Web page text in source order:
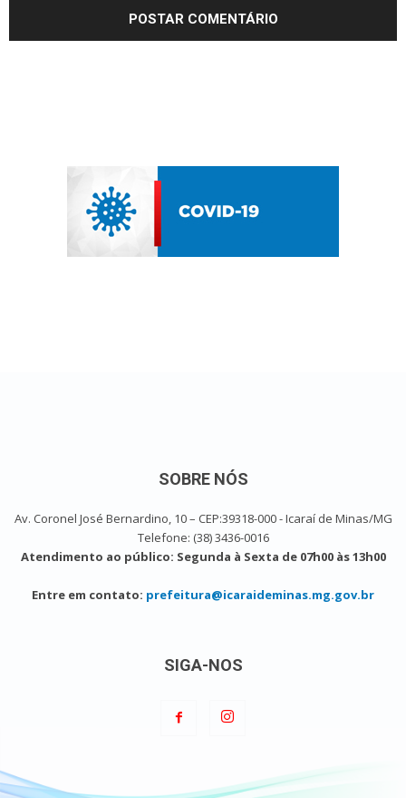
SOBRE NÓS
Av. Coronel José Bernardino, 10 – CEP:39318-000 - Icaraí de Minas/MG
Telefone: (38) 3436-0016
Atendimento ao público: Segunda à Sexta de 07h00 às 13h00
Entre em contato: prefeitura@icaraideminas.mg.gov.br
SIGA-NOS